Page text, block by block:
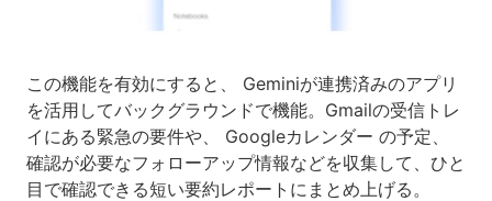
この機能を有効にすると、 Geminiが連携済みのアプリ
を活用してバックグラウンドで機能。Gmailの受信トレ
イにある緊急の要件や、 Googleカレンダー の予定、
確認が必要なフォローアップ情報などを収集して、ひと
目で確認できる短い要約レポートにまとめ上げる。